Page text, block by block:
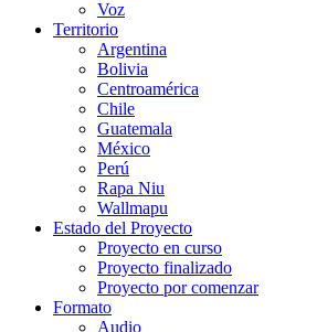
Voz
Territorio
Argentina
Bolivia
Centroamérica
Chile
Guatemala
México
Perú
Rapa Niu
Wallmapu
Estado del Proyecto
Proyecto en curso
Proyecto finalizado
Proyecto por comenzar
Formato
Audio